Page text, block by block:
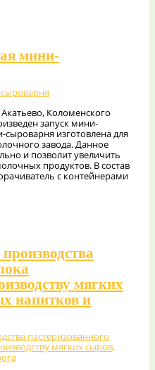
мини-
Коломенского
запуск мини-
изготовлена для
завода. Данное
и позволит увеличить
продуктов. В состав
с контейнерами
мягких
напитков и